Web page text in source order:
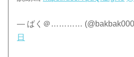
— ばく＠…………
日